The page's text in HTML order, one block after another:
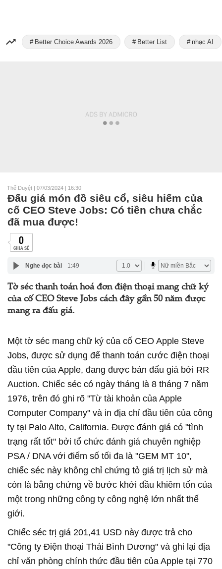
Better Choice Awards 2026 Better List nhạc AI
Thế Duyệt | 07/03/2024 | 16:30
Đấu giá món đồ siêu cổ, siêu hiếm của
cố CEO Steve Jobs: Có tiền chưa chắc
đã mua được!
0
CHIA SẺ
Nghe đọc bài 1:49
Tờ séc thanh toán hoá đơn điện thoại mang chữ ký
của cố CEO Steve Jobs cách đây gần 50 năm được
mang ra đấu giá.
Một tờ séc mang chữ ký của cố CEO Apple Steve
Jobs, được sử dụng để thanh toán cước điện thoại
đầu tiên của Apple, đang được bán đấu giá bởi RR
Auction. Chiếc séc có ngày tháng là 8 tháng 7 năm
1976, trên đó ghi rõ "Từ tài khoản của Apple
Computer Company" và in địa chỉ đầu tiên của công
ty tại Palo Alto, California. Được đánh giá có "tình
trạng rất tốt" bởi tổ chức đánh giá chuyên nghiệp
PSA / DNA với điểm số tối đa là "GEM MT 10",
chiếc séc này không chỉ chứng tỏ giá trị lịch sử mà
còn là bằng chứng về bước khởi đầu khiêm tốn của
một trong những công ty công nghệ lớn nhất thế
giới.
Chiếc séc trị giá 201,41 USD này được trả cho
"Công ty Điện thoại Thái Bình Dương" và ghi lại địa
chỉ văn phòng chính thức đầu tiên của Apple tại 770